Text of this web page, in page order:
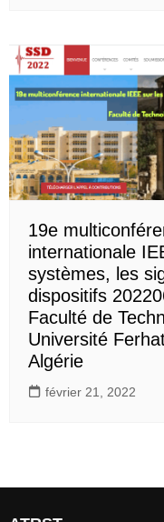
19e
internationale
systèmes, les
dispositifs
Faculté de
Université
Algérie
février 21, 2022